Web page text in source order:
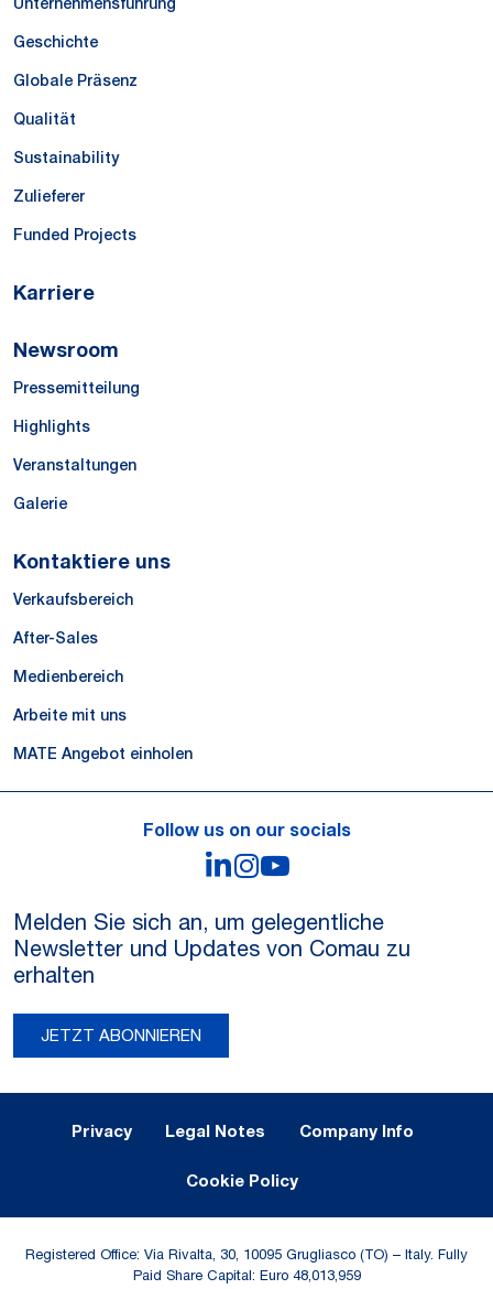
Geschichte
Globale Präsenz
Qualität
Sustainability
Zulieferer
Funded Projects
Karriere
Newsroom
Pressemitteilung
Highlights
Veranstaltungen
Galerie
Kontaktiere uns
Verkaufsbereich
After-Sales
Medienbereich
Arbeite mit uns
MATE Angebot einholen
Follow us on our socials
LinkedIn
Instagram
Melden Sie sich an, um gelegentliche
Newsletter und Updates von Comau zu
erhalten
JETZT ABONNIEREN
Privacy Legal Notes Company Info
Cookie Policy
Registered Office: Via Rivalta, 30, 10095 Grugliasco (TO) – Italy. Fully
Paid Share Capital: Euro 48,013,959